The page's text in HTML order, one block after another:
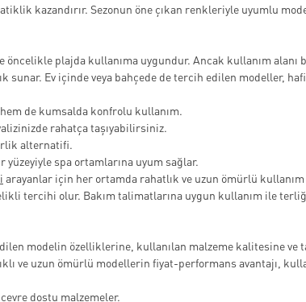
kazandırır. Sezonun öne çıkan renkleriyle uyumlu
öncelikle plajda kullanıma uygundur. Ancak kullanım
Ev içinde veya bahçede de tercih edilen modeller,
hem de kumsalda konfrolu kullanım.
rahatça taşıyabilirsiniz.
alternatifi.
spa ortamlarına uyum sağlar.
arayanlar için her ortamda rahatlık ve uzun ömürlü kullanım
tercihi olur. Bakım talimatlarına uygun kullanım ile
modelin özelliklerine, kullanılan malzeme kalitesine ve
ve uzun ömürlü modellerin fiyat-performans avantajı,
dostu malzemeler.